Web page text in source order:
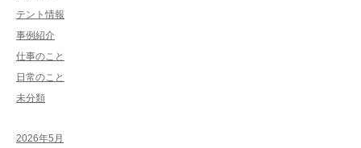
テント情報
事例紹介
仕事のこと
日常のこと
未分類
2026年5月